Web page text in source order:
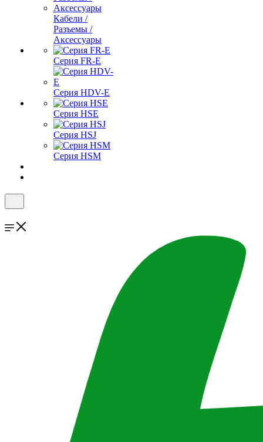
Кабели /
Разъемы /
Аксессуары
Серия FR-E
Серия HDV-E
Серия HSE
Серия HSJ
Серия HSM